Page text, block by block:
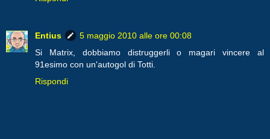
Entius
5 maggio 2010 alle ore 00:08
Si Matrix, dobbiamo distruggerli o magari vincere al
91esimo con un'autogol di Totti.
Rispondi